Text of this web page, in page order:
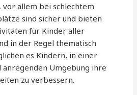
vor allem bei schlechtem
sind sicher und bieten
für Kinder aller
in der Regel thematisch
es Kindern, in einer
Umgebung ihre
zu verbessern.